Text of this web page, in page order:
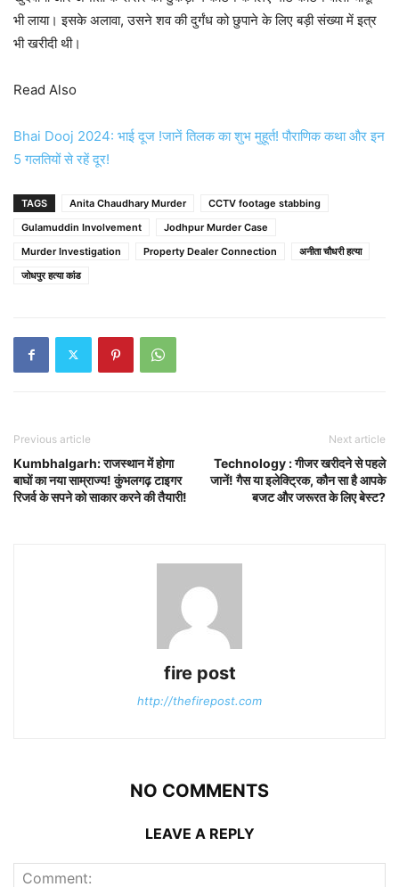
भी लाया। इसके अलावा, उसने शव की दुर्गंध को छुपाने के लिए बड़ी संख्या में इत्र
भी खरीदी थी।
Read Also
Bhai Dooj 2024: भाई दूज !जानें तिलक का शुभ मुहूर्त! पौराणिक कथा और इन
5 गलतियों से रहें दूर!
TAGS Anita Chaudhary Murder
CCTV footage stabbing
Gulamuddin Involvement
Jodhpur Murder Case
Murder Investigation
Property Dealer Connection
अनीता चौधरी हत्या
जोधपुर हत्या कांड
Previous article
Kumbhalgarh: राजस्थान में होगा
बाघों का नया साम्राज्य! कुंभलगढ़ टाइगर
रिजर्व के सपने को साकार करने की तैयारी!
Next article
Technology : गीजर खरीदने से पहले
जानें! गैस या इलेक्ट्रिक, कौन सा है आपके
बजट और जरूरत के लिए बेस्ट?
fire post
http://thefirepost.com
NO COMMENTS
LEAVE A REPLY